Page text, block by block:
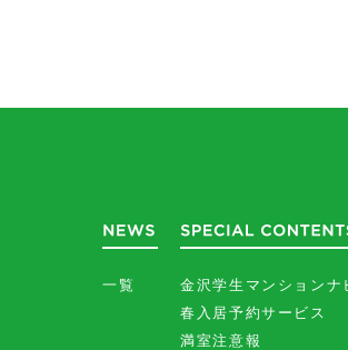
一覧
金沢学生マンションナ
春入居予約サービス
満室注意報